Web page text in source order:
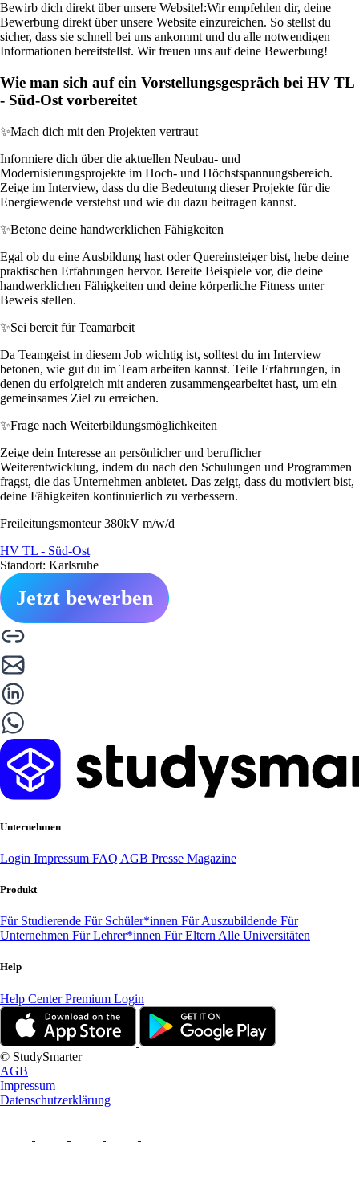
Bewirb dich direkt über unsere Website!:Wir empfehlen dir, deine
Bewerbung direkt über unsere Website einzureichen. So stellst du
sicher, dass sie schnell bei uns ankommt und du alle notwendigen
Informationen bereitstellst. Wir freuen uns auf deine Bewerbung!
Wie man sich auf ein Vorstellungsgespräch bei HV TL
- Süd-Ost vorbereitet
✨Mach dich mit den Projekten vertraut
Informiere dich über die aktuellen Neubau- und
Modernisierungsprojekte im Hoch- und Höchstspannungsbereich.
Zeige im Interview, dass du die Bedeutung dieser Projekte für die
Energiewende verstehst und wie du dazu beitragen kannst.
✨Betone deine handwerklichen Fähigkeiten
Egal ob du eine Ausbildung hast oder Quereinsteiger bist, hebe deine
praktischen Erfahrungen hervor. Bereite Beispiele vor, die deine
handwerklichen Fähigkeiten und deine körperliche Fitness unter
Beweis stellen.
✨Sei bereit für Teamarbeit
Da Teamgeist in diesem Job wichtig ist, solltest du im Interview
betonen, wie gut du im Team arbeiten kannst. Teile Erfahrungen, in
denen du erfolgreich mit anderen zusammengearbeitet hast, um ein
gemeinsames Ziel zu erreichen.
✨Frage nach Weiterbildungsmöglichkeiten
Zeige dein Interesse an persönlicher und beruflicher
Weiterentwicklung, indem du nach den Schulungen und Programmen
fragst, die das Unternehmen anbietet. Das zeigt, dass du motiviert bist,
deine Fähigkeiten kontinuierlich zu verbessern.
Freileitungsmonteur 380kV m/w/d
HV TL - Süd-Ost
Standort: Karlsruhe
Jetzt bewerben
Unternehmen
Login Impressum FAQ AGB Presse Magazine
Produkt
Für Studierende Für Schüler*innen Für Auszubildende Für
Unternehmen Für Lehrer*innen Für Eltern Alle Universitäten
Help
Help CenterPremium Login
© StudySmarter
AGB
Impressum
Datenschutzerklärung